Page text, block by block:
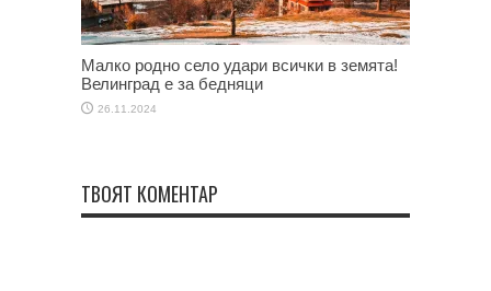
Малко родно село удари всички в земята!
Велинград е за бедняци
26.11.2024
ТВОЯТ КОМЕНТАР